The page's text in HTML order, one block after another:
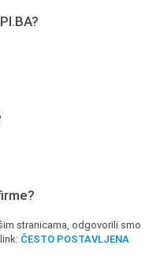
stranicama, odgovorili smo
ČESTO POSTAVLJENA